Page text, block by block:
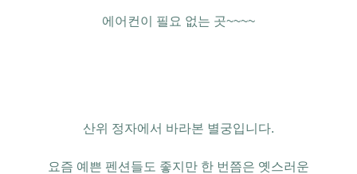
에어컨이 필요 없는 곳~~~~
산위 정자에서 바라본 별궁입니다.
요즘 예쁜 펜션들도 좋지만 한 번쯤은 옛스러운